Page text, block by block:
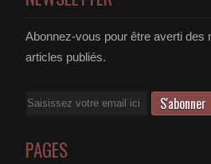
Abonnez-vous pour être averti des
articles publiés.
Email
PAGES